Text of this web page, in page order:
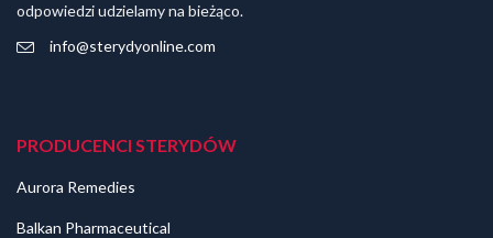
odpowiedzi udzielamy na bieżąco.
info@sterydyonline.com
PRODUCENCI STERYDÓW
Aurora Remedies
Balkan Pharmaceutical